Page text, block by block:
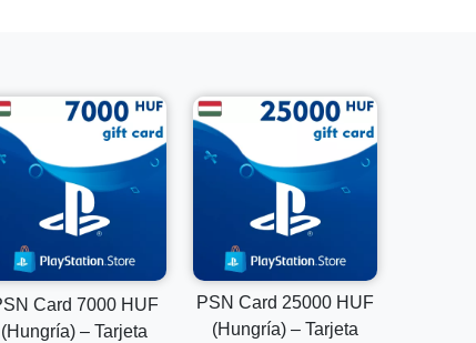
billetera de PlayStation entregado por correo electrónico.
saldo PSN existente?
a tus fondos actuales de la billetera de PlayStation.
Card 7000 HUF
(Hungría) – Tarjeta
PSN Card 25000 HUF
(Hungría) – Tarjeta